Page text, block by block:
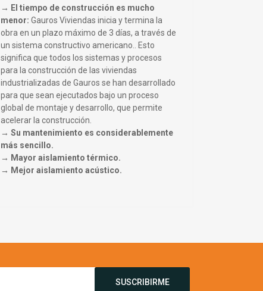
→ El tiempo de construcción es mucho
menor: Gauros Viviendas inicia y termina la
obra en un plazo máximo de 3 días, a través de
un sistema constructivo americano.. Esto
significa que todos los sistemas y procesos
para la construcción de las viviendas
industrializadas de Gauros se han desarrollado
para que sean ejecutados bajo un proceso
global de montaje y desarrollo, que permite
acelerar la construcción.
→ Su mantenimiento es considerablemente
más sencillo.
→ Mayor aislamiento térmico.
→ Mejor aislamiento acústico.
SUSCRIBIRME